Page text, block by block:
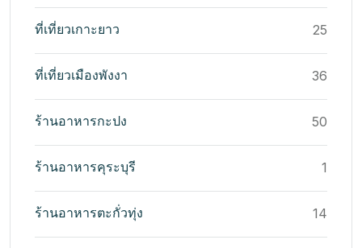
ที่เที่ยวเกาะยาว 25
ที่เที่ยวเมืองพังงา 36
ร้านอาหารกะปง 50
ร้านอาหารคุระบุรี 1
ร้านอาหารตะกั่วทุ่ง 14